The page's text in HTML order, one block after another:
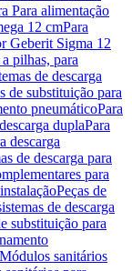
Para alimentação
12 cmPara
Geberit Sigma 12
pilhas, para
de descarga
de substituição para
pneumáticoPara
duplaPara
descarga
de descarga para
para
Peças de
de descarga
substituição para
Módulos sanitários